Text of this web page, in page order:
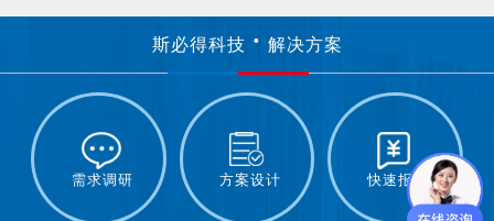
斯必得科技 解决方案
需求调研 方案设计 快速报价